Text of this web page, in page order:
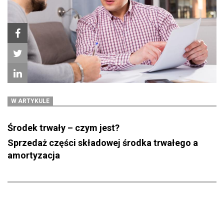
W ARTYKULE
Środek trwały – czym jest?
Sprzedaż części składowej środka trwałego a
amortyzacja